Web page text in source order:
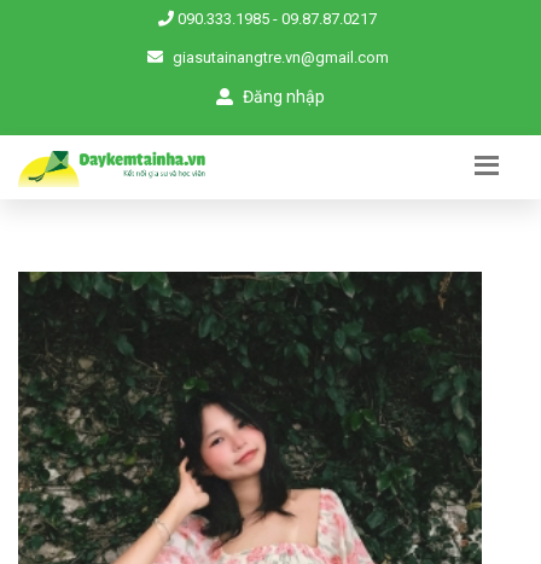
090.333.1985 - 09.87.87.0217
giasutainangtre.vn@gmail.com
Đăng nhập